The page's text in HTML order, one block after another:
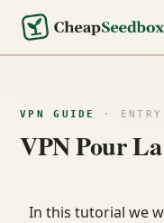
VPN GUIDE ·
VPN Pour
In this tutorial we